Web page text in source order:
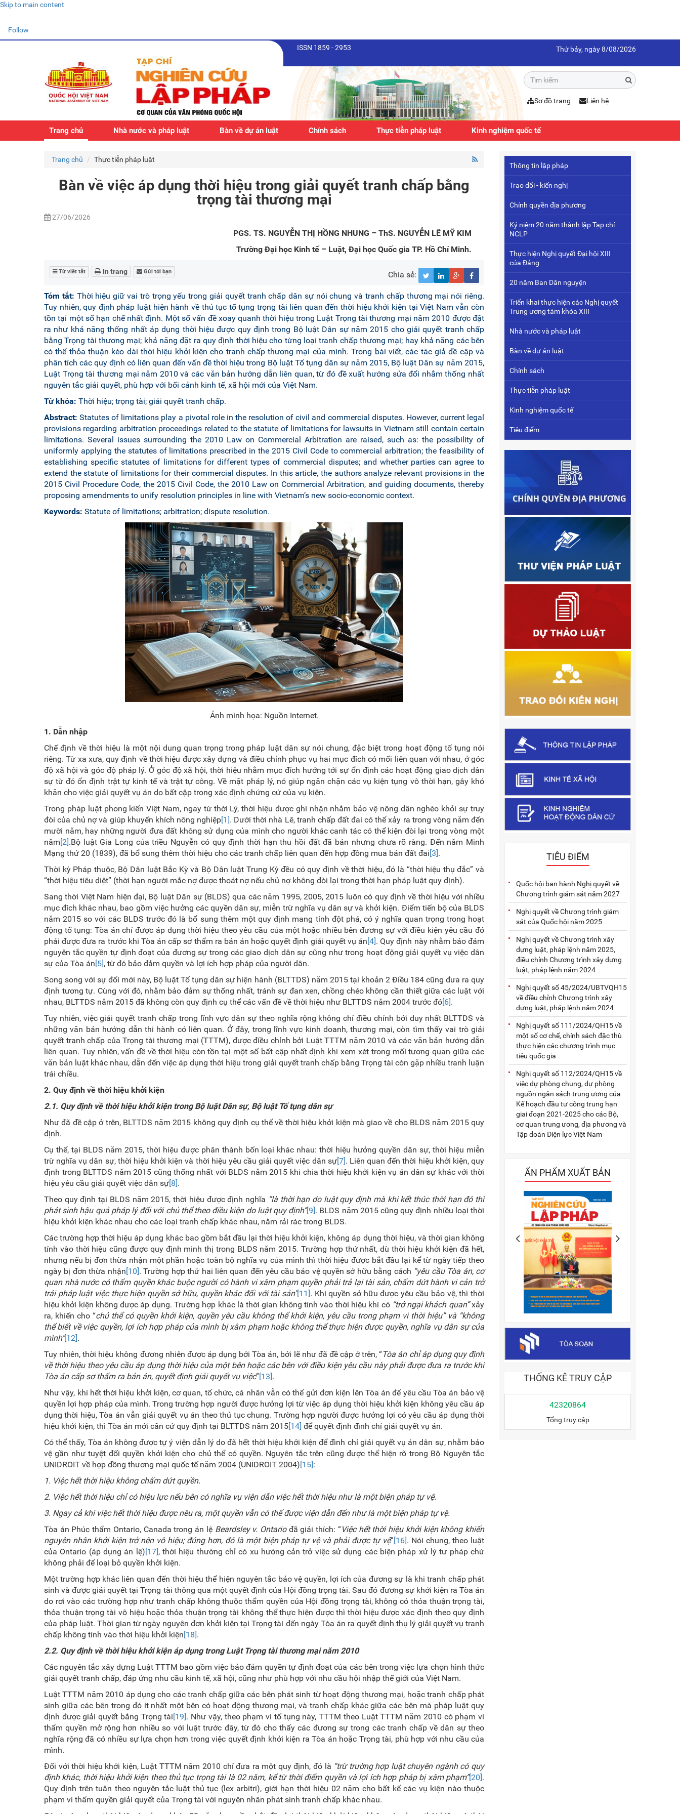
Skip to main content
Follow
ISSN 1859 - 2953 Thứ bảy, ngày 8/08/2026
Sơ đồ trang Liên hệ
Trang chủ Nhà nước và pháp luật Bàn về dự án luật Chính sách Thực tiễn pháp luật Kinh nghiệm quốc tế
Trang chủ Thực tiễn pháp luật
Bàn về việc áp dụng thời hiệu trong giải quyết tranh chấp bằng
trọng tài thương mại
27/06/2026
PGS. TS. NGUYỄN THỊ HỒNG NHUNG – ThS. NGUYỄN LÊ MỸ KIM
Trường Đại học Kinh tế – Luật, Đại học Quốc gia TP. Hồ Chí Minh.
Từ viết tắt In trang Gửi tới bạn Chia sẻ:
Tóm tắt: Thời hiệu giữ vai trò trọng yếu trong giải quyết tranh chấp dân sự nói chung và tranh chấp thương mại nói riêng.
Tuy nhiên, quy định pháp luật hiện hành về thủ tục tố tụng trọng tài liên quan đến thời hiệu khởi kiện tại Việt Nam vẫn còn
tồn tại một số hạn chế nhất định. Một số vấn đề xoay quanh thời hiệu trong Luật Trọng tài thương mại năm 2010 được đặt
ra như khả năng thống nhất áp dụng thời hiệu được quy định trong Bộ luật Dân sự năm 2015 cho giải quyết tranh chấp
bằng Trọng tài thương mại; khả năng đặt ra quy định thời hiệu cho từng loại tranh chấp thương mại; hay khả năng các bên
có thể thỏa thuận kéo dài thời hiệu khởi kiện cho tranh chấp thương mại của mình. Trong bài viết, các tác giả đề cập và
phân tích các quy định có liên quan đến vấn đề thời hiệu trong Bộ luật Tố tụng dân sự năm 2015, Bộ luật Dân sự năm 2015,
Luật Trọng tài thương mại năm 2010 và các văn bản hướng dẫn liên quan, từ đó đề xuất hướng sửa đổi nhằm thống nhất
nguyên tắc giải quyết, phù hợp với bối cảnh kinh tế, xã hội mới của Việt Nam.
Từ khóa: Thời hiệu; trọng tài; giải quyết tranh chấp.
Abstract: Statutes of limitations play a pivotal role in the resolution of civil and commercial disputes. However, current legal
provisions regarding arbitration proceedings related to the statute of limitations for lawsuits in Vietnam still contain certain
limitations. Several issues surrounding the 2010 Law on Commercial Arbitration are raised, such as: the possibility of
uniformly applying the statutes of limitations prescribed in the 2015 Civil Code to commercial arbitration; the feasibility of
establishing specific statutes of limitations for different types of commercial disputes; and whether parties can agree to
extend the statute of limitations for their commercial disputes. In this article, the authors analyze relevant provisions in the
2015 Civil Procedure Code, the 2015 Civil Code, the 2010 Law on Commercial Arbitration, and guiding documents, thereby
proposing amendments to unify resolution principles in line with Vietnam’s new socio-economic context.
Keywords: Statute of limitations; arbitration; dispute resolution.
Ảnh minh họa: Nguồn Internet.
1. Dẫn nhập
Chế định về thời hiệu là một nội dung quan trọng trong pháp luật dân sự nói chung, đặc biệt trong hoạt động tố tụng nói
riêng. Từ xa xưa, quy định về thời hiệu được xây dựng và điều chỉnh phục vụ hai mục đích có mối liên quan với nhau, ở góc
độ xã hội và góc độ pháp lý. Ở góc độ xã hội, thời hiệu nhằm mục đích hướng tới sự ổn định các hoạt động giao dịch dân
sự từ đó ổn định trật tự kinh tế và trật tự công. Về mặt pháp lý, nó giúp ngăn chặn các vụ kiện tụng vô thời hạn, gây khó
khăn cho việc giải quyết vụ án do bất cập trong xác định chứng cứ của vụ kiện.
Trong pháp luật phong kiến Việt Nam, ngay từ thời Lý, thời hiệu được ghi nhận nhằm bảo vệ nông dân nghèo khỏi sự truy
đòi của chủ nợ và giúp khuyến khích nông nghiệp[1]. Dưới thời nhà Lê, tranh chấp đất đai có thể xảy ra trong vòng năm đến
mười năm, hay những người đưa đất không sử dụng của mình cho người khác canh tác có thể kiện đòi lại trong vòng một
năm[2].Bộ luật Gia Long của triều Nguyễn có quy định thời hạn thu hồi đất đã bán nhưng chưa rõ ràng. Đến năm Minh
Mạng thứ 20 (1839), đã bổ sung thêm thời hiệu cho các tranh chấp liên quan đến hợp đồng mua bán đất đai[3].
Thời kỳ Pháp thuộc, Bộ Dân luật Bắc Kỳ và Bộ Dân luật Trung Kỳ đều có quy định về thời hiệu, đó là “thời hiệu thụ đắc” và
“thời hiệu tiêu diệt” (thời hạn người mắc nợ được thoát nợ nếu chủ nợ không đòi lại trong thời hạn pháp luật quy định).
Sang thời Việt Nam hiện đại, Bộ luật Dân sự (BLDS) qua các năm 1995, 2005, 2015 luôncó quy định về thời hiệu với nhiều
mục đích khác nhau, bao gồm việc hưởng các quyền dân sự, miễn trừ nghĩa vụ dân sự và khởi kiện. Điểm tiến bộ của BLDS
năm 2015 so với các BLDS trước đó là bổ sung thêm một quy định mang tính đột phá, có ý nghĩa quan trọng trong hoạt
động tố tụng: Tòa án chỉ được áp dụng thời hiệu theo yêu cầu của một hoặc nhiều bên đương sự với điều kiện yêu cầu đó
phải được đưa ra trước khi Tòa án cấp sơ thẩm ra bản án hoặc quyết định giải quyết vụ án[4]. Quy định này nhằm bảo đảm
nguyên tắc quyền tự định đoạt của đương sự trong các giao dịch dân sự cũng như trong hoạt động giải quyết vụ việc dân
sự của Tòa án[5], từ đó bảo đảm quyền và lợi ích hợp pháp của người dân.
Song song với sự đổi mới này, Bộ luật Tố tụng dân sự hiện hành (BLTTDS) năm 2015 tại khoản 2 Điều 184 cũng đưa ra quy
định tương tự. Cùng vớiđó, nhằm bảo đảm sự thống nhất, tránh sự đan xen, chồng chéo không cần thiết giữa các luật với
nhau, BLTTDS năm 2015 đã không còn quy định cụ thể các vấn đề về thời hiệu như BLTTDS năm 2004 trước đó[6].
Tuy nhiên, việc giải quyết tranh chấp trong lĩnh vực dân sự theo nghĩa rộng không chỉ điều chỉnh bởi duy nhất BLTTDS và
những văn bản hướng dẫn thi hành có liên quan. Ở đây, trong lĩnh vực kinh doanh, thương mại, còn tìm thấy vai trò giải
quyết tranh chấp của Trọng tài thương mại (TTTM), được điều chỉnh bởi Luật TTTM năm 2010 và các văn bản hướng dẫn
liên quan. Tuy nhiên, vấn đề về thời hiệu còn tồn tại một số bất cập nhất định khi xem xét trong mối tương quan giữa các
văn bản luật khác nhau, dẫn đến việc áp dụng thời hiệu trong giải quyết tranh chấp bằng Trọng tài còn gặp nhiều tranh luận
trái chiều.
2. Quy định về thời hiệu khởi kiện
2.1. Quy định về thời hiệu khởi kiện trong Bộ luật Dân sự, Bộ luật Tố tụng dân sự
Như đã đề cập ở trên, BLTTDS năm 2015 không quy định cụ thể về thời hiệu khởi kiện mà giao về cho BLDS năm 2015 quy
định.
Cụ thể, tại BLDS năm 2015, thời hiệu được phân thành bốn loại khác nhau: thời hiệu hưởng quyền dân sự, thời hiệu miễn
trừ nghĩa vụ dân sự, thời hiệu khởi kiện và thời hiệu yêu cầu giải quyết việc dân sự[7]. Liên quan đến thời hiệu khởi kiện, quy
định trong BLTTDS năm 2015 cũng thống nhất với BLDS năm 2015 khi chia thời hiệu khởi kiện vụ án dân sự khác với thời
hiệu yêu cầu giải quyết việc dân sự[8].
Theo quy định tại BLDS năm 2015, thời hiệu được định nghĩa “là thời hạn do luật quy định mà khi kết thúc thời hạn đó thì
phát sinh hậu quả pháp lý đối với chủ thể theo điều kiện do luật quy định”[9]. BLDS năm 2015 cũng quy định nhiều loại thời
hiệu khởi kiện khác nhau cho các loại tranh chấp khác nhau, nằm rải rác trong BLDS.
Các trường hợp thời hiệu áp dụng khác bao gồm bắt đầu lại thời hiệu khởi kiện, không áp dụng thời hiệu, và thời gian không
tính vào thời hiệu cũng được quy định minh thị trong BLDS năm 2015. Trường hợp thứ nhất, dù thời hiệu khởi kiện đã hết,
nhưng nếu bị đơn thừa nhận một phần hoặc toàn bộ nghĩa vụ của mình thì thời hiệu được bắt đầu lại kể từ ngày tiếp theo
ngày bị đơn thừa nhận[10]. Trường hợp thứ hai liên quan đến yêu cầu bảo vệ quyền sở hữu bằng cách “yêu cầu Tòa án, cơ
quan nhà nước có thẩm quyền khác buộc người có hành vi xâm phạm quyền phải trả lại tài sản, chấm dứt hành vi cản trở
trái pháp luật việc thực hiện quyền sở hữu, quyền khác đối với tài sản"[11]. Khi quyền sở hữu được yêu cầu bảo vệ, thì thời
hiệu khởi kiện không được áp dụng. Trường hợp khác là thời gian không tính vào thời hiệu khi có “trở ngại khách quan”xảy
ra, khiến cho “chủ thể có quyền khởi kiện, quyền yêu cầu không thể khởi kiện, yêu cầu trong phạm vi thời hiệu” và “không
thể biết về việc quyền, lợi ích hợp pháp của mình bị xâm phạm hoặc không thể thực hiện được quyền, nghĩa vụ dân sự của
mình"[12].
Tuy nhiên, thời hiệu không đương nhiên được áp dụng bởi Tòa án, bởi lẽ như đã đề cập ở trên, “Tòa án chỉ áp dụng quy định
về thời hiệu theo yêu cầu áp dụng thời hiệu của một bên hoặc các bên với điều kiện yêu cầu này phải được đưa ra trước khi
Tòa án cấp sơ thẩm ra bản án, quyết định giải quyết vụ việc”[13].
Như vậy, khi hết thời hiệu khởi kiện, cơ quan, tổ chức, cá nhân vẫn có thể gửi đơn kiện lên Tòa án để yêu cầu Tòa án bảo vệ
quyền lợi hợp pháp của mình. Trong trường hợp người được hưởng lợi từ việc áp dụng thời hiệu khởi kiện không yêu cầu áp
dụng thời hiệu, Tòa án vẫn giải quyết vụ án theo thủ tục chung. Trường hợp người được hưởng lợi có yêu cầu áp dụng thời
hiệu khởi kiện, thì Tòa án mới căn cứ quy định tại BLTTDS năm 2015[14] để quyết định đình chỉ giải quyết vụ án.
Có thể thấy, Tòa án không được tự ý viện dẫn lý do đã hết thời hiệu khởi kiện để đình chỉ giải quyết vụ án dân sự, nhằm bảo
vệ gần như tuyệt đối quyền khởi kiện cho chủ thể có quyền. Nguyên tắc trên cũng được thể hiện rõ trong Bộ Nguyên tắc
UNIDROIT về hợp đồng thương mại quốc tế năm 2004 (UNIDROIT 2004)[15]:
1. Việc hết thời hiệu không chấm dứt quyền.
2. Việc hết thời hiệu chỉ có hiệu lực nếu bên có nghĩa vụ viện dẫn việc hết thời hiệu như là một biện pháp tự vệ.
3. Ngay cả khi việc hết thời hiệu được nêu ra, một quyền vẫn có thể được viện dẫn đến như là một biện pháp tự vệ.
Tòa án Phúc thẩm Ontario, Canada trong án lệ Beardsley v. Ontario đã giải thích: “Việc hết thời hiệu khởi kiện không khiến
nguyên nhân khởi kiện trở nên vô hiệu; đúng hơn, đó là một biện pháp tự vệ và phải được tự vệ”[16]. Nói chung, theo luật
của Ontario (áp dụng án lệ)[17], thời hiệu thường chỉ có xu hướng cản trở việc sử dụng các biện pháp xử lý tư pháp chứ
không phải để loại bỏ quyền khởi kiện.
Một trường hợp khác liên quan đến thời hiệu thể hiện nguyên tắc bảo vệ quyền, lợi ích của đương sự là khi tranh chấp phát
sinh và được giải quyết tại Trọng tài thông qua một quyết định của Hội đồng trọng tài. Sau đó đương sự khởi kiện ra Tòa án
do rơi vào các trường hợp nhưtranh chấp không thuộc thẩm quyền của Hội đồng trọng tài, không có thỏa thuận trọng tài,
thỏa thuận trọng tài vô hiệu hoặc thỏa thuận trọng tài không thể thực hiện đượcthì thời hiệu được xác định theo quy định
của pháp luật. Thời gian từ ngày nguyên đơn khởi kiện tại Trọng tài đến ngày Tòa án ra quyết định thụ lý giải quyết vụ tranh
chấp không tính vào thời hiệu khởi kiện[18].
2.2. Quy định về thời hiệu khởi kiện áp dụng trong Luật Trọng tài thương mại năm 2010
Các nguyên tắc xây dựng Luật TTTM bao gồm việc bảo đảm quyền tự định đoạt của các bên trong việc lựa chọn hình thức
giải quyết tranh chấp, đáp ứng nhu cầu kinh tế, xã hội, cũng như phù hợp với nhu cầu hội nhập thế giới của Việt Nam.
Luật TTTM năm 2010 áp dụng cho các tranh chấpgiữa các bên phát sinh từ hoạt động thương mại, hoặc tranh chấp phát
sinh giữa các bên trong đó ít nhất một bên có hoạt động thương mại, và tranh chấp khác giữa các bên mà pháp luật quy
định được giải quyết bằng Trọng tài[19]. Như vậy, theo phạm vi tố tụng này, TTTM theo LuậtTTTM năm 2010 có phạm vi
thẩm quyền mở rộng hơn nhiều so với luật trước đây, từ đó cho thấy các đương sự trong các tranh chấp về dân sự theo
nghĩa rộng đã có nhiều sự lựa chọn hơn trong việc quyết định khởi kiện ra Tòa án hoặc Trọng tài, phù hợp với nhu cầu của
mình.
Đối với thời hiệu khởi kiện, Luật TTTM năm 2010 chỉ đưa ra một quy định, đó là “trừ trường hợp luật chuyên ngành có quy
định khác, thời hiệu khởi kiện theo thủ tục trọng tài là 02 năm, kể từ thời điểm quyền và lợi ích hợp pháp bị xâm phạm”[20].
Quy định trên tuân theo nguyên tắc luật thủ tục (lex arbitri), giới hạn thời hiệu 02 năm cho bất kể các vụ kiện nào thuộc
phạm vi thẩm quyền giải quyết của Trọng tài với nguyên nhân phát sinh tranh chấp khác nhau.
Thông tin lập pháp
Trao đổi - kiến nghị
Chính quyền địa phương
Kỷ niệm 20 năm thành lập Tạp chí
NCLP
Thực hiện Nghị quyết Đại hội XIII
của Đảng
20 năm Ban Dân nguyện
Triển khai thực hiện các Nghị quyết
Trung ương tám khóa XIII
Nhà nước và pháp luật
Bàn về dự án luật
Chính sách
Thực tiễn pháp luật
Kinh nghiệm quốc tế
Tiêu điểm
TIÊU ĐIỂM
Quốc hội ban hành Nghị quyết về
Chương trình giám sát năm 2027
Nghị quyết về Chương trình giám
sát của Quốc hội năm 2025
Nghị quyết về Chương trình xây
dựng luật, pháp lệnh năm 2025,
điều chỉnh Chương trình xây dựng
luật, pháp lệnh năm 2024
Nghị quyết số 45/2024/UBTVQH15
về điều chỉnh Chương trình xây
dựng luật, pháp lệnh năm 2024
Nghị quyết số 111/2024/QH15 về
một số cơ chế, chính sách đặc thù
thực hiện các chương trình mục
tiêu quốc gia
Nghị quyết số 112/2024/QH15 về
việc dự phòng chung, dự phòng
nguồn ngân sách trung ương của
Kế hoạch đầu tư công trung hạn
giai đoạn 2021-2025 cho các Bộ,
cơ quan trung ương, địa phương và
Tập đoàn Điện lực Việt Nam
ẤN PHẨM XUẤT BẢN
THỐNG KÊ TRUY CẬP
42320864
Tổng truy cập